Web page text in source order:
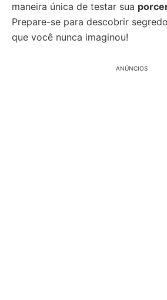
maneira única de testar sua
Prepare-se para descobrir
que você nunca imaginou!
ANÚNCIOS